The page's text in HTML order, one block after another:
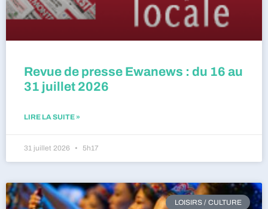
Revue de presse Ewanews : du 16 au
31 juillet 2026
LIRE LA SUITE »
31 juillet 2026 5h17
LOISIRS / CULTURE